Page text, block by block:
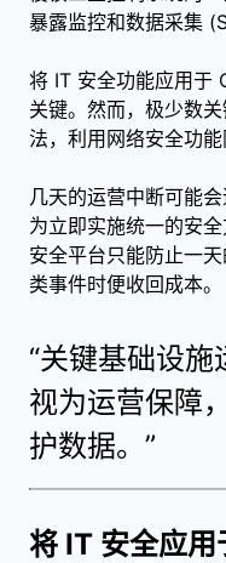
暴露监控和数据采集
将 IT 安全功能应用于
关键。然而，极少数
法，利用网络安全功
几天的运营中断可能
为立即实施统一的安
安全平台只能防止一
类事件时便收回成本。
“关键基础设
视为运营保障
护数据。”
将 IT 安全应